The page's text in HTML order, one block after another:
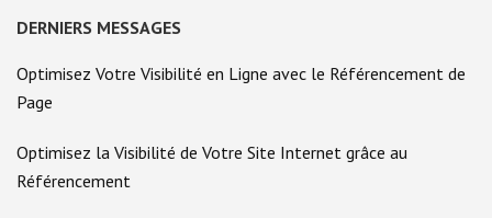
DERNIERS MESSAGES
Optimisez Votre Visibilité en Ligne avec le Référencement de
Page
Optimisez la Visibilité de Votre Site Internet grâce au
Référencement